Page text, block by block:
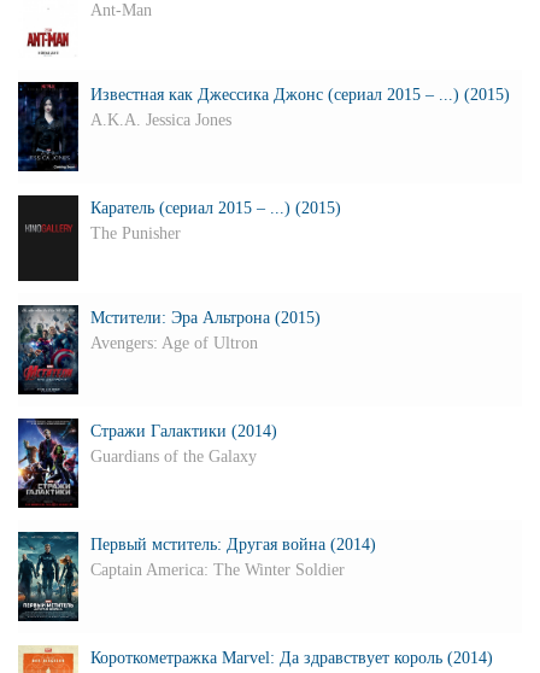
Ant-Man
Известная как Джессика Джонс (сериал 2015 – ...) (2015)
A.K.A. Jessica Jones
Каратель (сериал 2015 – ...) (2015)
The Punisher
Мстители: Эра Альтрона (2015)
Avengers: Age of Ultron
Стражи Галактики (2014)
Guardians of the Galaxy
Первый мститель: Другая война (2014)
Captain America: The Winter Soldier
Короткометражка Marvel: Да здравствует король (2014)